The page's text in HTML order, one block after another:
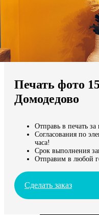
Мы доставляем по всему
Продолжить без города
Печать фото
Домодедово
Отправь в печать за
Согласования по
часа!
Срок выполнения
Отправим в любой
Сделать заказ